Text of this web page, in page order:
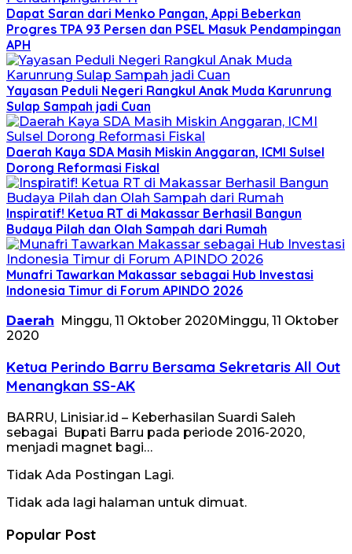
Dapat Saran dari Menko Pangan, Appi Beberkan
Progres TPA 93 Persen dan PSEL Masuk Pendampingan
APH
Yayasan Peduli Negeri Rangkul Anak Muda Karunrung
Sulap Sampah jadi Cuan
Daerah Kaya SDA Masih Miskin Anggaran, ICMI Sulsel
Dorong Reformasi Fiskal
Inspiratif! Ketua RT di Makassar Berhasil Bangun
Budaya Pilah dan Olah Sampah dari Rumah
Munafri Tawarkan Makassar sebagai Hub Investasi
Indonesia Timur di Forum APINDO 2026
Daerah Minggu, 11 Oktober 2020Minggu, 11 Oktober
2020
Ketua Perindo Barru Bersama Sekretaris All Out
Menangkan SS-AK
BARRU, Linisiar.id – Keberhasilan Suardi Saleh
sebagai Bupati Barru pada periode 2016-2020,
menjadi magnet bagi…
Tidak Ada Postingan Lagi.
Tidak ada lagi halaman untuk dimuat.
Popular Post